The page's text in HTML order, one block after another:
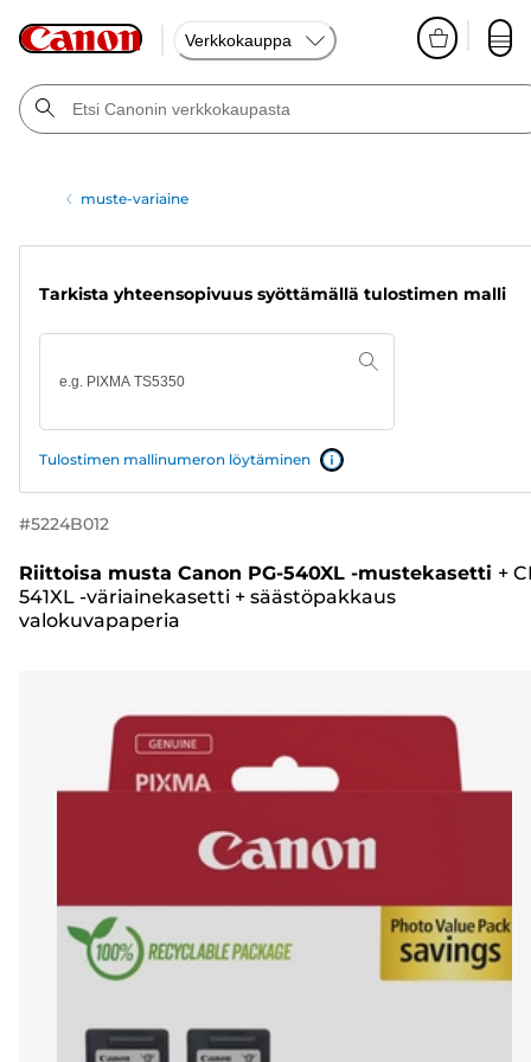
Verkkokauppa
muste-variaine
Tarkista yhteensopivuus syöttämällä tulostimen malli
Tulostimen mallinumeron löytäminen
#5224B012
Riittoisa musta Canon PG-540XL -mustekasetti +
541XL -väriainekasetti + säästöpakkaus
valokuvapaperia